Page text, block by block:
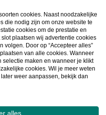
ook mee en maak
cookies. Naast noodzakelijke
die nodig zijn om onze website te
cookies om de prestatie en
plaatsen wij advertentie cookies
volgen. Door op “Accepteer alles”
van alle cookies. Wanneer
selectie maken en wanneer je klikt
cookies. Wil je meer weten
weer aanpassen, bekijk dan
alles